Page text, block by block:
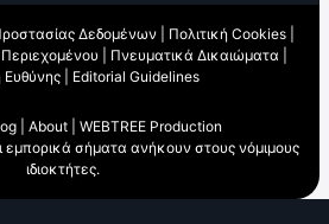
Δεδομένων Πολιτική Cookies
Πνευματικά Δικαιώματα
Editorial Guidelines
| About
WEBTREE Production
σήματα ανήκουν στους νόμιμους
ιδιοκτήτες.